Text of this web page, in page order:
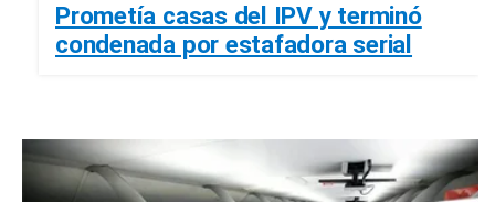
Prometía casas del IPV y terminó
condenada por estafadora serial